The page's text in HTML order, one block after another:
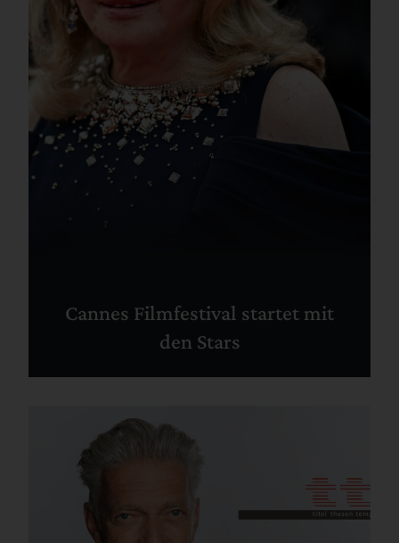
Cannes Filmfestival startet mit
den Stars